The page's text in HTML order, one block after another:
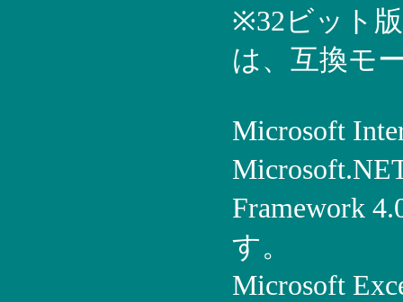
※32ビット
は、互換モ
Microsoft
Framework
す。
Microsoft